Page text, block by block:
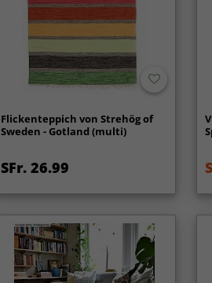
Flickenteppich von Strehög of
Sweden - Gotland (multi)
SFr. 26.99